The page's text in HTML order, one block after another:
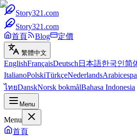
Story321.com
Story321.com
首頁
Blog 定價
繁體中文
EnglishFrançaisDeutsch 日本語한국인简
ItalianoPolskiTürkçeNederlandsArabic
ไทยDanskNorsk bokmålBahasa Indonesia
Menu
Menu
首頁